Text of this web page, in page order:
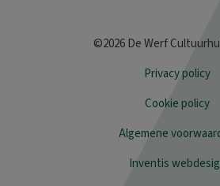
©2026 De Werf
Privacy policy
Cookie policy
Algemene
Inventis